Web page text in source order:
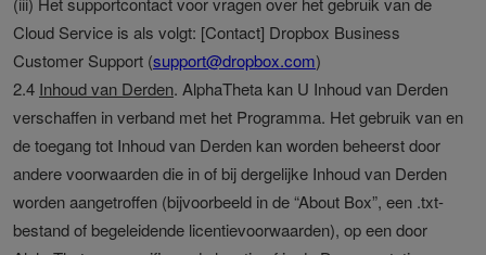
Cloud Service is als volgt: [Contact] Dropbox Business
Customer Support (support@dropbox.com)
2.4 Inhoud van Derden. AlphaTheta kan U Inhoud van Derden
verschaffen in verband met het Programma. Het gebruik van en
de toegang tot Inhoud van Derden kan worden beheerst door
andere voorwaarden die in of bij dergelijke Inhoud van Derden
worden aangetroffen (bijvoorbeeld in de “About Box”, een .txt-
bestand of begeleidende licentievoorwaarden), op een door